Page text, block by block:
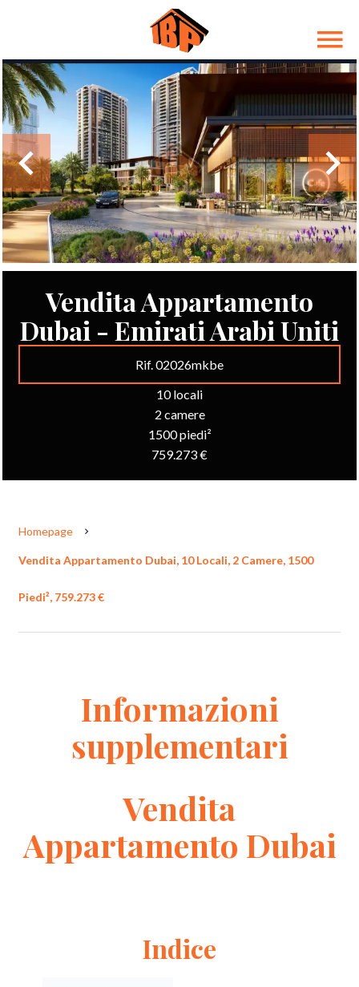
Vendita Appartamento
Dubai - Emirati Arabi Uniti
Rif. 02026mkbe
10 locali
2 camere
1500 piedi²
759.273 €
Homepage
Vendita Appartamento Dubai, 10 Locali, 2 Camere, 1500
Piedi², 759.273 €
Informazioni
supplementari
Vendita
Appartamento Dubai
Indice